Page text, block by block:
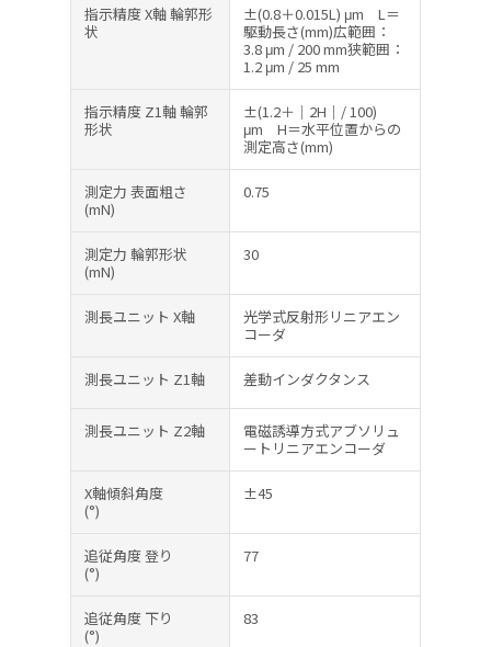
指示精度 X軸 輪郭形
状
±(0.8＋0.015L) μm L＝
駆動長さ(mm)広範囲：
3.8 μm / 200 mm狭範囲：
1.2 μm / 25 mm
指示精度 Z1軸 輪郭
形状
±(1.2＋｜2H｜/ 100)
μm H＝水平位置からの
測定高さ(mm)
測定力 表面粗さ
(mN)
0.75
測定力 輪郭形状
(mN)
30
測長ユニット X軸
光学式反射形リニアエン
コーダ
測長ユニット Z1軸 差動インダクタンス
測長ユニット Z2軸
電磁誘導方式アブソリュ
ートリニアエンコーダ
X軸傾斜角度
(°)
±45
追従角度 登り
(°)
77
追従角度 下り
(°)
83